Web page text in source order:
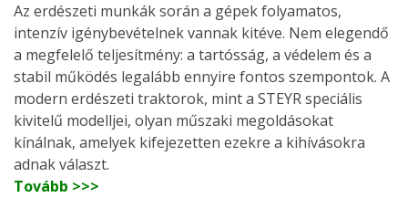
Az erdészeti munkák során a gépek folyamatos,
intenzív igénybevételnek vannak kitéve. Nem elegendő
a megfelelő teljesítmény: a tartósság, a védelem és a
stabil működés legalább ennyire fontos szempontok. A
modern erdészeti traktorok, mint a STEYR speciális
kivitelű modelljei, olyan műszaki megoldásokat
kínálnak, amelyek kifejezetten ezekre a kihívásokra
adnak választ.
Tovább >>>